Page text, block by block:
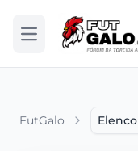
Abrir menu
FutGalo